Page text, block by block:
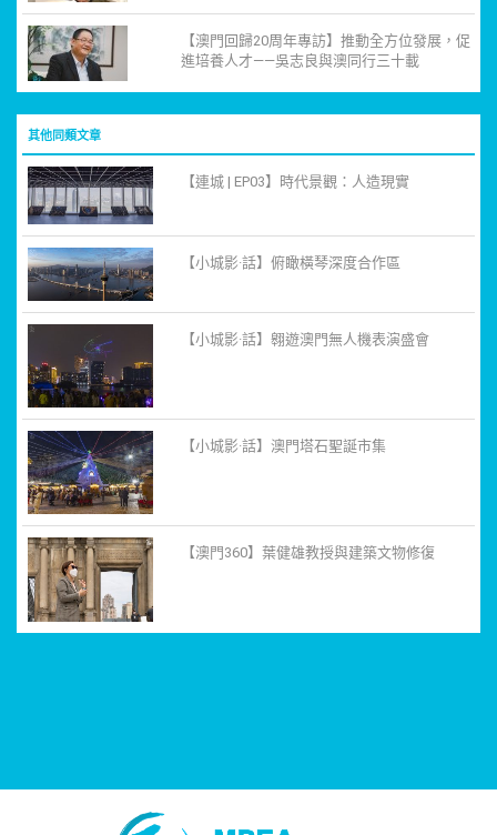
【澳門回歸20周年專訪】推動全方位發展，促
進培養人才——吳志良與澳同行三十載
其他同類文章
【連城 | EP03】時代景觀：人造現實
【小城影·話】俯瞰橫琴深度合作區
【小城影·話】翱遊澳門無人機表演盛會
【小城影·話】澳門塔石聖誕市集
【澳門360】葉健雄教授與建築文物修復